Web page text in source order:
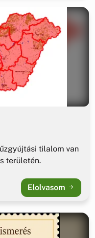
tilalom van
területén.
Elolvasom